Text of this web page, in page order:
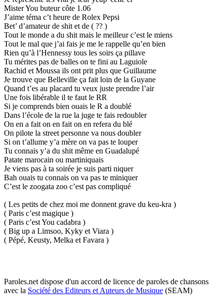
Mister You buteur côte 1.06
J’aime téma c’t heure de Rolex Pepsi
Bet’ d’amateur de shit et de ( ?? )
Tout le monde a du shit mais le meilleur c’est le miens
Tout le mal que j’ai fais je me le rappelle qu’en bien
Rien qu’à l’Hennessy tous les soirs ça pillave
Tu mérites pas de balles on te fini au Laguiole
Rachid et Moussa ils ont prit plus que Guillaume
Je trouve que Belleville ça fait loin de la Guyane
Quand t’es au placard tu veux juste prendre l’air
Une fois libérable il te faut le RR
Si je comprends bien ouais le R a doublé
Dans l’école de la rue la juge te fais redoubler
On en a fait on en fait on en refera du blé
On pilote la street personne va nous doubler
Si on t’allume y’a mère on va pas te louper
Tu connais y’a du shit même en Guadalupé
Patate marocain ou martiniquais
Je viens pas à ta soirée je suis parti niquer
Bah ouais tu connais on va pas te miniquer
C’est le zoogata zoo c’est pas compliqué
( Les petits de chez moi me donnent grave du keu-kra )
( Paris c’est magique )
( Paris c’est You cadabra )
( Big up a Limsoo, Kyky et Viara )
( Pépé, Keusty, Melka et Favara )
Paroles.net dispose d'un accord de licence de paroles de chansons
avec la Société des Editeurs et Auteurs de Musique (SEAM)